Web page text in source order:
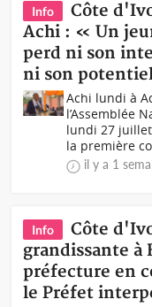
Info
Côte
Achi : « Un
perd ni son
ni son
Achi lundi à
l’Assemblée
lundi 27
la première
il y a 1
Info
Côte
grandissante à
préfecture en
le Préfet